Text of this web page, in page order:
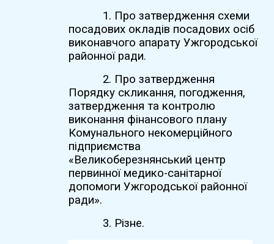
1. Про затвердження схеми
посадових окладів посадових осіб
виконавчого апарату Ужгородської
районної ради.
2. Про затвердження
Порядку скликання, погодження,
затвердження та контролю
виконання фінансового плану
Комунального некомерційного
підприємства
«Великоберезнянський центр
первинної медико-санітарної
допомоги Ужгородської районної
ради».
3. Різне.